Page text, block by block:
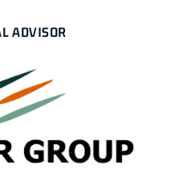
ADVISOR